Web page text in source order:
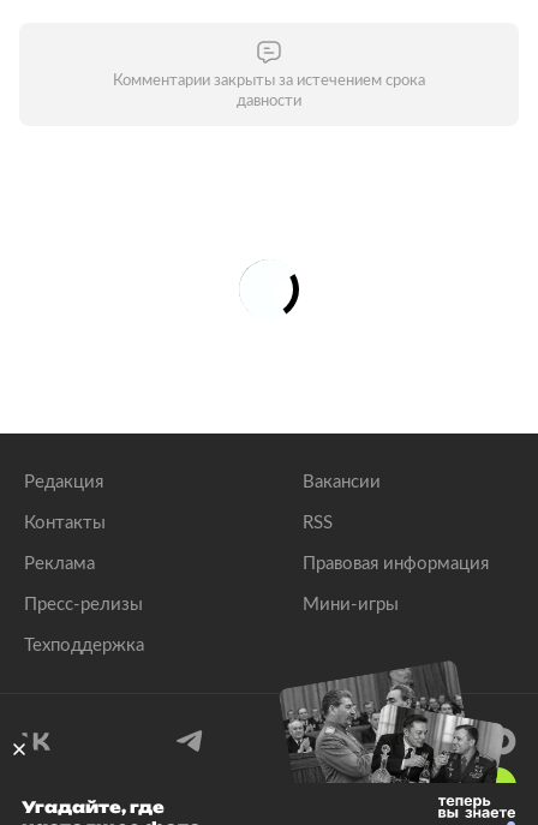
Комментарии закрыты за истечением срока
давности
Редакция
Контакты
Реклама
Пресс-релизы
Техподдержка
Вакансии
RSS
Правовая информация
Мини-игры
Угадайте, где